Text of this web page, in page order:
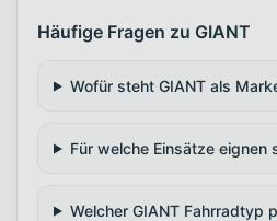
Häufige Fragen zu GIANT
Wofür steht GIANT als
Für welche Einsätze eignen
Welcher GIANT Fahrradtyp